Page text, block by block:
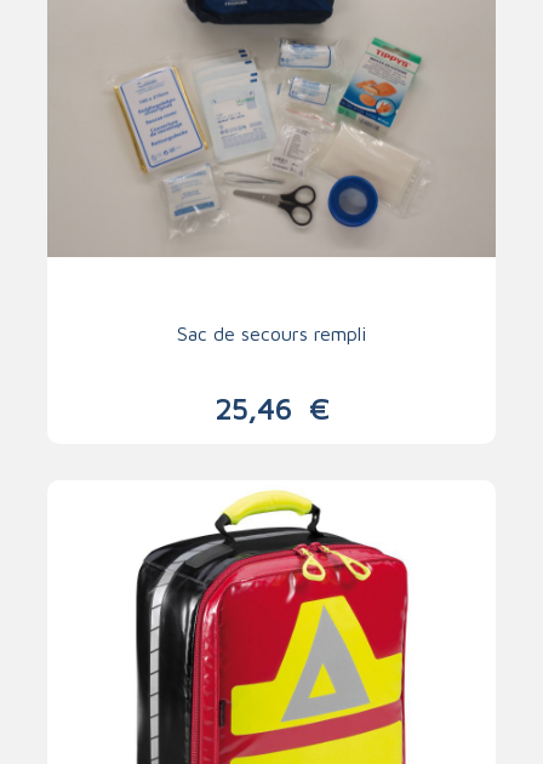
Sac de secours rempli
25,46 €